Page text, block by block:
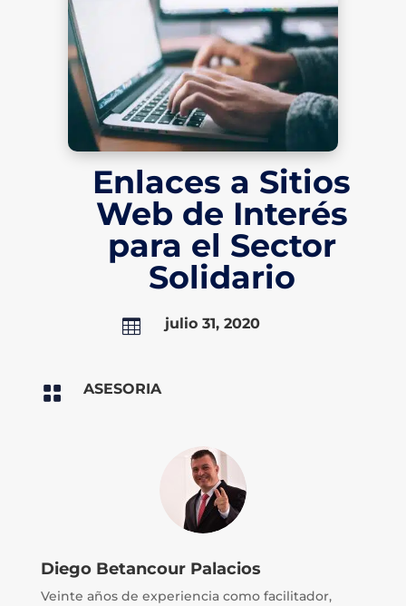
Enlaces a Sitios
Web de Interés
para el Sector
Solidario
 julio 31, 2020
 ASESORIA
Diego Betancour Palacios
Veinte años de experiencia como facilitador,